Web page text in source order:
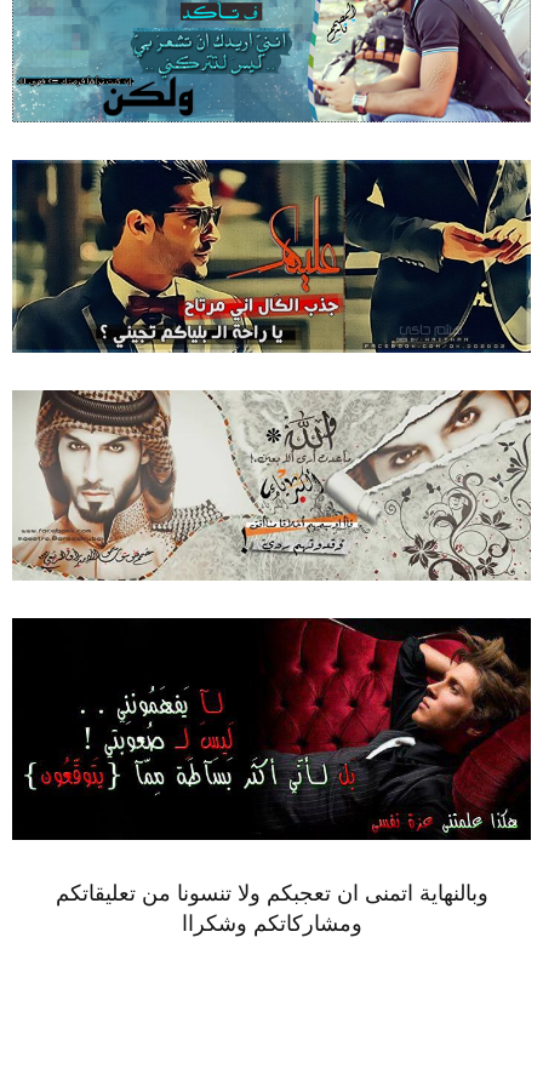
وبالنهاية اتمنى ان تعجبكم ولا تنسونا من تعليقاتكم
ومشاركاتكم وشكراا​